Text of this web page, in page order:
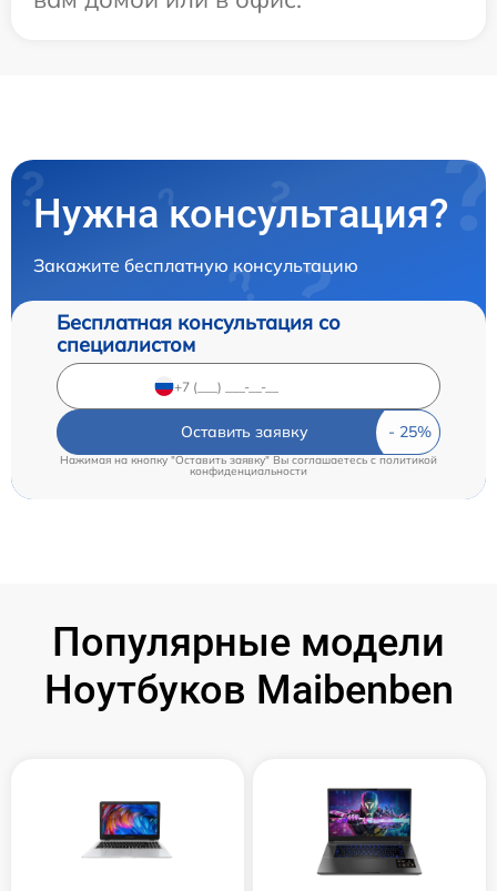
Нужна консультация?
Закажите бесплатную консультацию
Бесплатная консультация со
специалистом
Оставить заявку
Нажимая на кнопку "Оставить заявку" Вы соглашаетесь cполитикой
конфиденциальности
Популярные модели
Ноутбуков Maibenben